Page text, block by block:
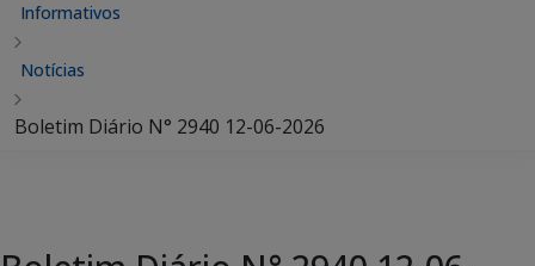
Informativos
Notícias
Boletim Diário N° 2940 12-06-2026